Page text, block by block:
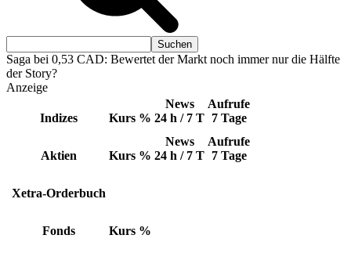
Saga bei 0,53 CAD: Bewertet der Markt noch immer nur die Hälfte
der Story?
Anzeige
Indizes Kurs %
News
24 h / 7 T
Aufrufe
7 Tage
Aktien Kurs %
News
24 h / 7 T
Aufrufe
7 Tage
Xetra-Orderbuch
Fonds Kurs %